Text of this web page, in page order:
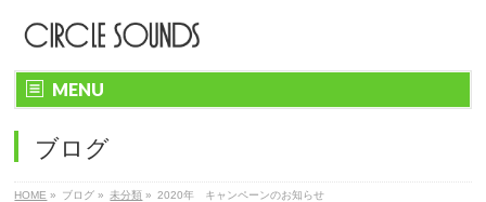
MENU
ブログ
HOME » ブログ » 未分類 » 2020年 キャンペーンのお知らせ